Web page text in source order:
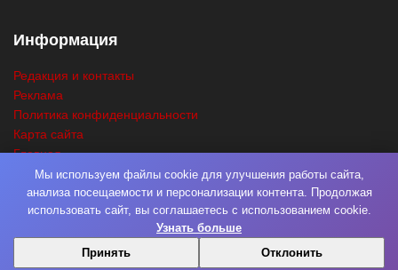
Информация
Редакция и контакты
Реклама
Политика конфиденциальности
Карта сайта
Главная
Поиск
© 2026Нота Миру. РазработкаФабрика Медиа Мьюзик. Все права
Мы используем файлы cookie для улучшения работы сайта,
анализа посещаемости и персонализации контента. Продолжая
использовать сайт, вы соглашаетесь с использованием cookie.
Узнать больше
Принять
Отклонить